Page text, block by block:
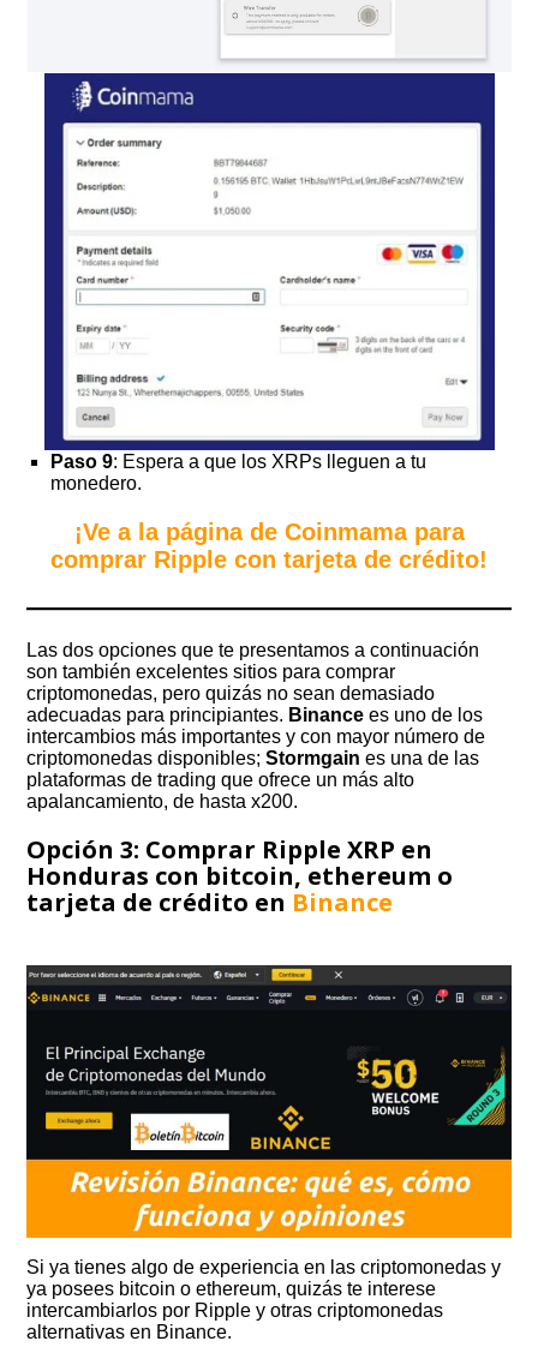
Paso 9: Espera a que los XRPs lleguen a tu
monedero.
¡Ve a la página de Coinmama para
comprar Ripple con tarjeta de crédito!
Las dos opciones que te presentamos a continuación
son también excelentes sitios para comprar
criptomonedas, pero quizás no sean demasiado
adecuadas para principiantes. Binance es uno de los
intercambios más importantes y con mayor número de
criptomonedas disponibles;Stormgain es una de las
plataformas de trading que ofrece un más alto
apalancamiento, de hasta x200.
Opción 3: Comprar Ripple XRP en
Honduras con bitcoin, ethereum o
tarjeta de crédito en Binance
Si ya tienes algo de experiencia en las criptomonedas y
ya posees bitcoin o ethereum, quizás te interese
intercambiarlos por Ripple y otras criptomonedas
alternativas en Binance.